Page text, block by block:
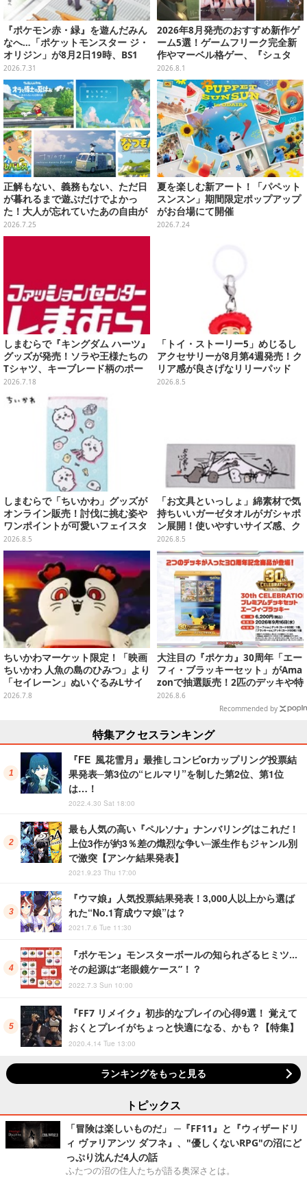
『ポケモン赤・緑』を遊んだみん
なへ…「ポケットモンスター ジ・
オリジン」が8月2日19時、BS1
2・日曜アニメ劇場で放送！
2026.7.31
2026年8月発売のおすすめ新作ゲ
ーム5選！ゲームフリーク完全新
作やマーベル格ゲー、『シュタ
ゲ』リブートなど注目作が目白押
し【特集】
2026.8.1
正解もない、義務もない、ただ日
が暮れるまで遊ぶだけでよかっ
た！大人が忘れていたあの自由が
蘇るノスタルジー夏休みゲームお
すすめ5選【特集】
2026.7.25
夏を楽しむ新アート！「パペット
スンスン」期間限定ポップアップ
がお台場にて開催
2026.7.24
しまむらで『キングダム ハーツ』
グッズが発売！ソラや王様たちの
Tシャツ、キーブレード柄のポー
チなど幅広いデザイン
2026.7.18
「トイ・ストーリー5」めじるし
アクセサリーが8月第4週発売！ク
リア感が良さげなリリーパッド
や、ジェシーなど全5種ラインナ
2026.8.5
しまむらで「ちいかわ」グッズが
オンライン販売！討伐に挑む姿や
ワンポイントが可愛いフェイスタ
オル、バスマットなど全14種
2026.8.5
「お文具といっしょ」綿素材で気
持ちいいガーゼタオルがガシャポ
ン展開！使いやすいサイズ感、ク
ールな和柄や可愛らしいお寿司な
ど全4種
2026.8.5
ちいかわマーケット限定！「映画
ちいかわ 人魚の島のひみつ」より
「セイレーン」ぬいぐるみLサイ
ズが7月24日より予約開始
2026.7.8
大注目の『ポケカ』30周年「エー
フィ・ブラッキーセット」がAma
zonで抽選販売！2匹のデッキや特
別カードを収録
2026.8.6
Recommended by
特集アクセスランキング
『FE 風花雪月』最推しコンビorカップリング投票結
果発表─第3位の“ヒルマリ”を制した第2位、第1位
は…！
2022.4.30 Sat 18:00
最も人気の高い『ペルソナ』ナンバリングはこれだ！
上位3作が約3％差の熾烈な争い─派生作もジャンル別
で激突【アンケ結果発表】
2021.9.23 Thu 17:00
『ウマ娘』人気投票結果発表！3,000人以上から選ば
れた“No.1育成ウマ娘”は？
2021.7.6 Tue 11:30
『ポケモン』モンスターボールの知られざるヒミツ…
その起源は“老眼鏡ケース”！？
2022.7.3 Sun 10:00
『FF7 リメイク』初歩的なプレイの心得9選！ 覚えて
おくとプレイがちょっと快適になる、かも？【特集】
2020.4.14 Tue 13:00
ランキングをもっと見る
トピックス
「冒険は楽しいものだ」 ─『FF11』と『ウィザードリ
ィ ヴァリアンツ ダフネ』、"優しくないRPG"の沼にど
っぷり沈んだ4人の話
ふたつの沼の住人たちが語る奥深さとは。